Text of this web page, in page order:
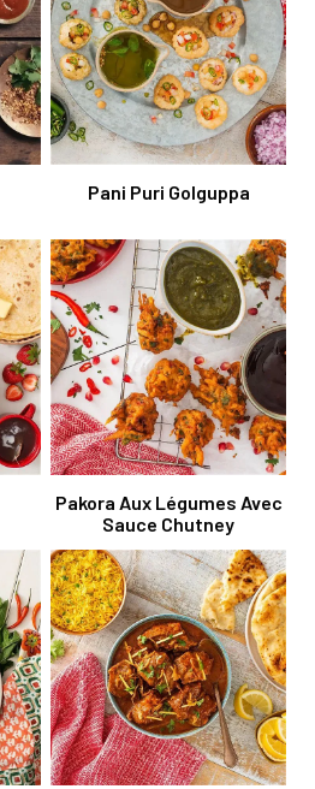
Pani Puri Golguppa
Pakora Aux Légumes Avec
Sauce Chutney